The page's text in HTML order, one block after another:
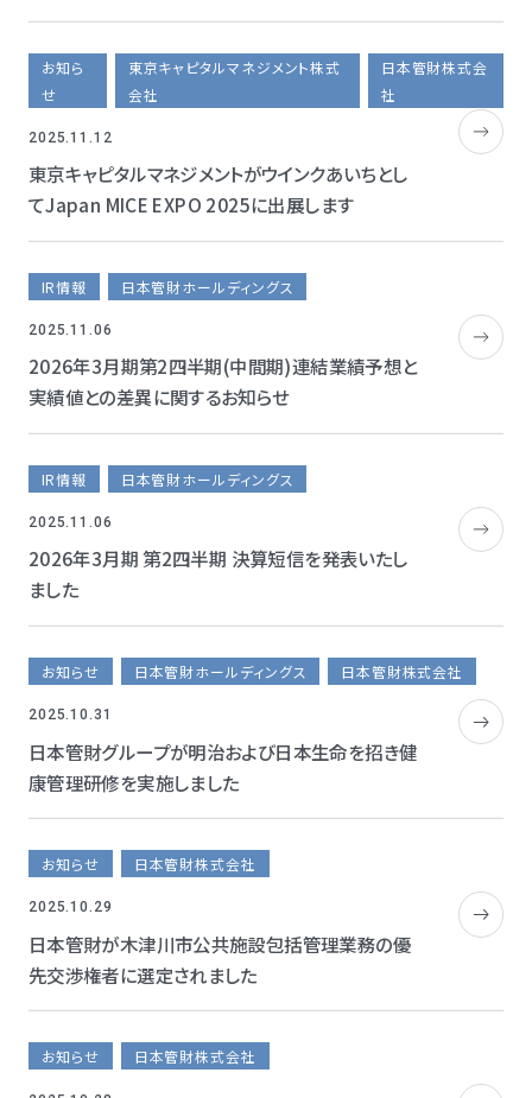
お知ら
せ
東京キャピタルマネジメント株式
会社
日本管財株式会
社
2025.11.12
東京キャピタルマネジメントがウインクあいちとし
てJapan MICE EXPO 2025に出展します
IR情報 日本管財ホールディングス
2025.11.06
2026年3月期第2四半期(中間期)連結業績予想と
実績値との差異に関するお知らせ
IR情報 日本管財ホールディングス
2025.11.06
2026年3月期 第2四半期 決算短信を発表いたし
ました
お知らせ 日本管財ホールディングス 日本管財株式会社
2025.10.31
日本管財グループが明治および日本生命を招き健
康管理研修を実施しました
お知らせ 日本管財株式会社
2025.10.29
日本管財が木津川市公共施設包括管理業務の優
先交渉権者に選定されました
お知らせ 日本管財株式会社